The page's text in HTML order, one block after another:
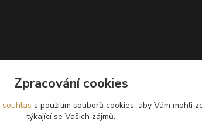
Zpracování cookies
souhlas s použitím souborů cookies, aby Vám mohli
týkající se Vašich zájmů.